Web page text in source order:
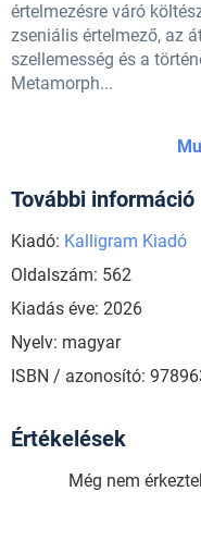
értelmezésre váró
zseniális értelmező, az
szellemesség és a
Metamorph...
További információ
Kiadó: Kalligram Kiadó
Oldalszám: 562
Kiadás éve: 2026
Nyelv: magyar
ISBN / azonosító:
Értékelések
Még nem